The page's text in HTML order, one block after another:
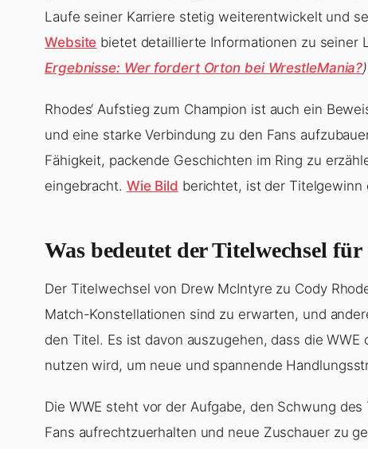
Laufe seiner Karriere stetig weiterentwickelt und
Website bietet detaillierte Informationen zu seiner
Ergebnisse: Wer fordert Orton bei WrestleMania?)
Rhodes‘ Aufstieg zum Champion ist auch ein
und eine starke Verbindung zu den Fans
Fähigkeit, packende Geschichten im Ring zu
eingebracht. Wie Bild berichtet, ist der Titelgewinn
Was bedeutet der Titelwechsel
Der Titelwechsel von Drew McIntyre zu Cody
Match-Konstellationen sind zu erwarten, und
den Titel. Es ist davon auszugehen, dass die
nutzen wird, um neue und spannende
Die WWE steht vor der Aufgabe, den Schwung
Fans aufrechtzuerhalten und neue Zuschauer zu